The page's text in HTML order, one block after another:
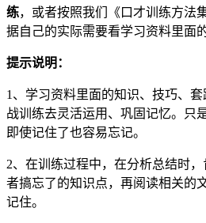
练，或者按照我们《口才训练方法
据自己的实际需要看学习资料里面
提示说明：
1、学习资料里面的知识、技巧、
战训练去灵活运用、巩固记忆。
只
即使记住了也容易忘记。
2、在训练过程中，在分析总结时
者搞忘了的知识点，再阅读相关的
记住。